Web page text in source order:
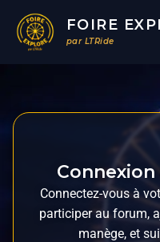
contenu
FOIRE
par LTRide
Connectez-vous à
participer au forum,
manège, et